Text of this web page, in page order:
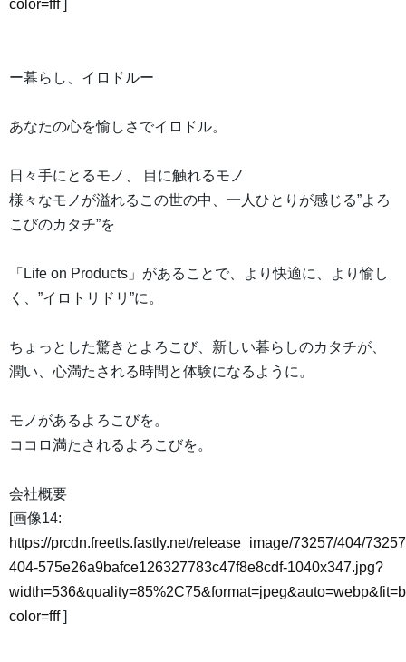
color=fff]
ー暮らし、イロドルー
あなたの心を愉しさでイロドル。
日々手にとるモノ、 目に触れるモノ
様々なモノが溢れるこの世の中、一人ひとりが感じる”よろ
こびのカタチ”を
「Life on Products」があることで、より快適に、より愉し
く、”イロトリドリ”に。
ちょっとした驚きとよろこび、新しい暮らしのカタチが、
潤い、心満たされる時間と体験になるように。
モノがあるよろこびを。
ココロ満たされるよろこびを。
会社概要
[画像14:
https://prcdn.freetls.fastly.net/release_image/73257/404/
404-575e26a9bafce126327783c47f8e8cdf-1040x347.jpg?
color=fff]